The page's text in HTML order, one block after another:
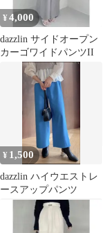
¥ 4,000
dazzlin サイドオープン
カーゴワイドパンツII
¥ 1,500
dazzlin ハイウエストレ
ースアップパンツ